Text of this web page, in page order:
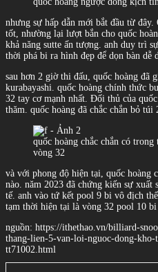
nhưng sự hấp dẫn mới bắt đầu từ
tốt, nhường lại lượt bắn cho quốc
khả năng sutte ấn tượng. anh duy trì
thời phá bi ra hình đẹp để dọn bàn dễ
sau hơn 2 giờ thi đấu, quốc hoàng đã
kurabayashi. quốc hoàng chính thức
32 tay cơ mạnh nhất. Đối thủ của
thăm. quốc hoàng đã chắc chắn bỏ túi
quốc hoàng chắc chắn có
vòng 32
và với phong độ hiện tại, quốc hoàng
nào. năm 2023 đã chứng kiến sự xuất
tế. anh vào tứ kết pool 9 bi vô địch
tạm thời hiện tại là vòng 32 pool 10 bi
nguồn: https://ithethao.vn/billiard-
thang-lien-5-van-loi-nguoc-dong-
tt71002.html